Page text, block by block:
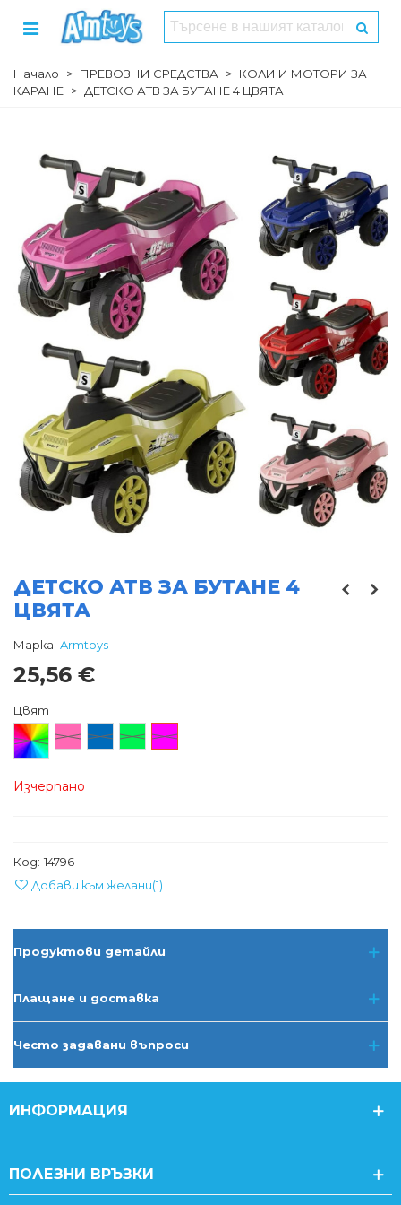
Начало > ПРЕВОЗНИ СРЕДСТВА > КОЛИ И МОТОРИ ЗА
КАРАНЕ > ДЕТСКО АТВ ЗА БУТАНЕ 4 ЦВЯТА
ДЕТСКО АТВ ЗА БУТАНЕ 4
ЦВЯТА
Марка: Armtoys
25,56 €
Цвят
Произволен/
микс
РозовСин ЗеленЦикламен
Изчерпано
Код: 14796
Добави към желани(1)
Продуктови детайли
Плащане и доставка
Често задавани въпроси
ИНФОРМАЦИЯ
ПОЛЕЗНИ ВРЪЗКИ